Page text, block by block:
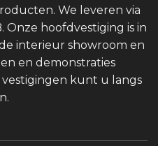
We leveren via
Onze hoofdvestiging is in
interieur showroom en
en demonstraties
kunt u langs